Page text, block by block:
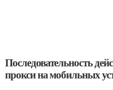
Последовательность
прокси на мобильных